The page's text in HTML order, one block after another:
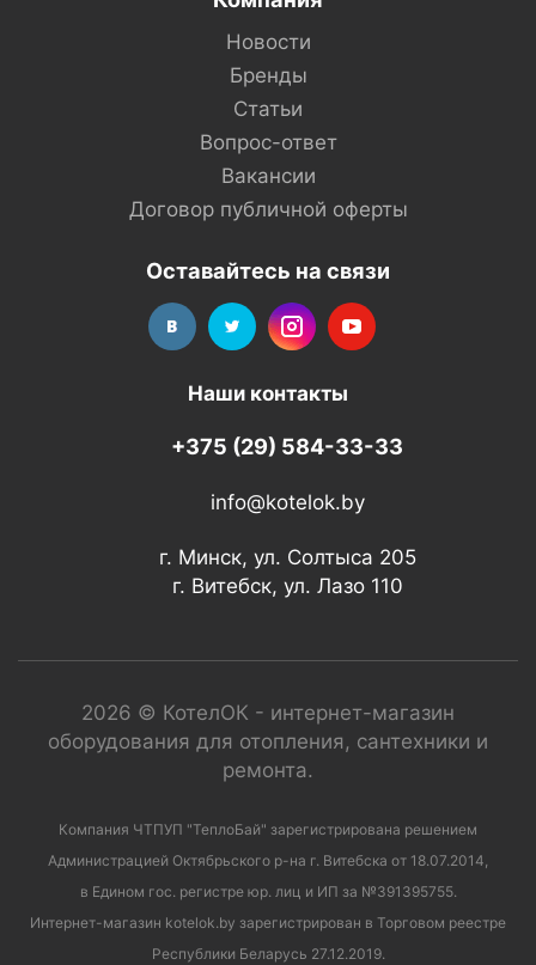
Новости
Бренды
Статьи
Вопрос-ответ
Вакансии
Договор публичной оферты
Оставайтесь на связи
Наши контакты
+375 (29) 584-33-33
info@kotelok.by
г. Минск, ул. Солтыса 205
г. Витебск, ул. Лазо 110
2026 © КотелОК - интернет-магазин
оборудования для отопления, сантехники и
ремонта.
Компания ЧТПУП "ТеплоБай" зарегистрирована решением
Администрацией Октябрьского р-на г. Витебска от 18.07.2014,
в Едином гос. регистре юр. лиц и ИП за №391395755.
Интернет-магазин kotelok.by зарегистрирован в Торговом реестре
Республики Беларусь 27.12.2019.